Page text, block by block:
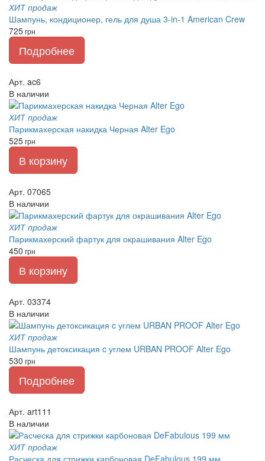
ХИТ продаж
Шампунь, кондиционер, гель для душа 3-in-1 American Crew
725грн
Подробнее
Арт. ac6
В наличии
ХИТ продаж
Парикмахерская накидка Черная Alter Ego
525грн
В корзину
Арт. 07065
В наличии
ХИТ продаж
Парикмахерский фартук для окрашивания Alter Ego
450 грн
В корзину
Арт. 03374
В наличии
ХИТ продаж
Шампунь детоксикация c углем URBAN PROOF Alter Ego
530 грн
Подробнее
Арт. art111
В наличии
ХИТ продаж
Расческа для стрижки карбоновая DeFabulous 199 мм